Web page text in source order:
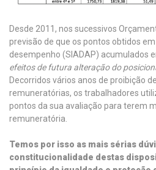
Desde 2011, nos sucessivos
previsão de que os pontos obtidos
desempenho (SIADAP) acumulados
efeitos de futura alteração do
Decorridos vários anos de proibição
remuneratórias, os trabalhadores
pontos da sua avaliação para terem
remuneratória.
Temos por isso as mais sérias
constitucionalidade destas